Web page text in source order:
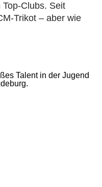
Clubs. Seit
Trikot – aber wie